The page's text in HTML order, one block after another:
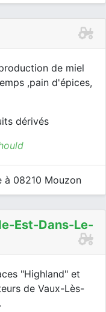
de miel
,pain d'épices,
dérivés
à 08210 Mouzon
Est-Dans-Le-
"Highland" et
de Vaux-Lès-